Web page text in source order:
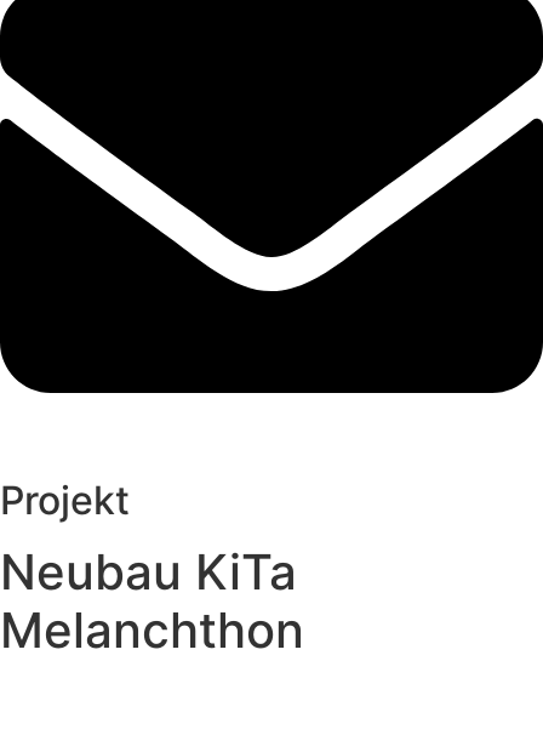
Projekt
Neubau KiTa
Melanchthon